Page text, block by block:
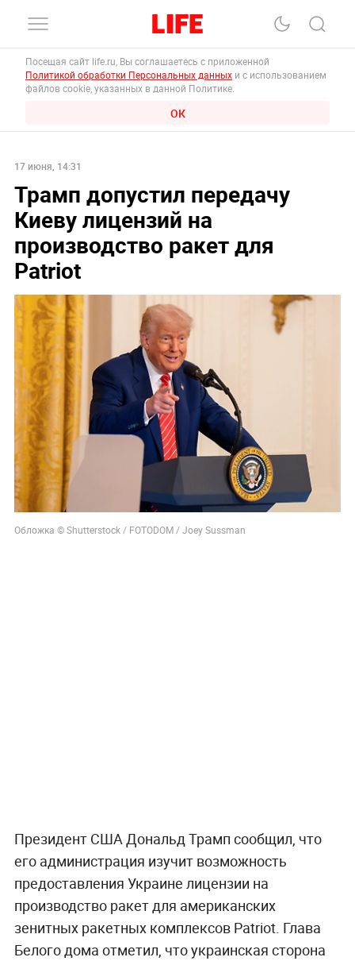
Посещая сайт life.ru, Вы соглашаетесь с приложенной
Политикой обработки Персональных данных и с использованием
файлов cookie, указанных в данной Политике.
ОК
17 июня, 14:31
Трамп допустил передачу
Киеву лицензий на
производство ракет для
Patriot
Обложка © Shutterstock / FOTODOM / Joey Sussman
Президент США Дональд Трамп сообщил, что
его администрация изучит возможность
предоставления Украине лицензии на
производство ракет для американских
зенитных ракетных комплексов Patriot. Глава
Белого дома отметил, что украинская сторона